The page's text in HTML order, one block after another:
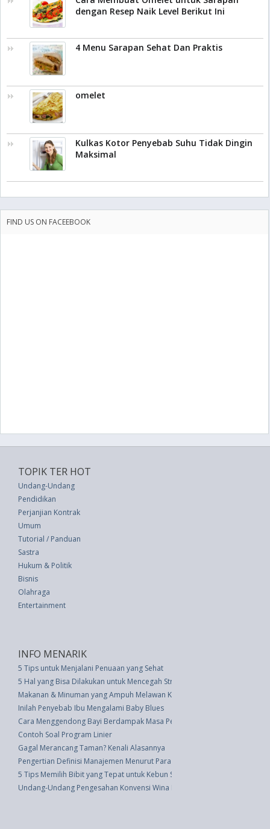
dengan Resep Naik Level Berikut Ini
4 Menu Sarapan Sehat Dan Praktis
omelet
Kulkas Kotor Penyebab Suhu Tidak Dingin
Maksimal
FIND US ON FACEEBOOK
TOPIK TER HOT
Undang-Undang
Pendidikan
Perjanjian Kontrak
Umum
Tutorial / Panduan
Sastra
Hukum & Politik
Bisnis
Olahraga
Entertainment
INFO MENARIK
5 Tips untuk Menjalani Penuaan yang Sehat
5 Hal yang Bisa Dilakukan untuk Mencegah Stroke
Makanan & Minuman yang Ampuh Melawan Kantuk Selain Kopi
Inilah Penyebab Ibu Mengalami Baby Blues
Cara Menggendong Bayi Berdampak Masa Perkembangannya
Contoh Soal Program Linier
Gagal Merancang Taman? Kenali Alasannya
Pengertian Definisi Manajemen Menurut Para Ahli
5 Tips Memilih Bibit yang Tepat untuk Kebun Sayur Anda
Undang-Undang Pengesahan Konvensi Wina Mengenai Hubungan